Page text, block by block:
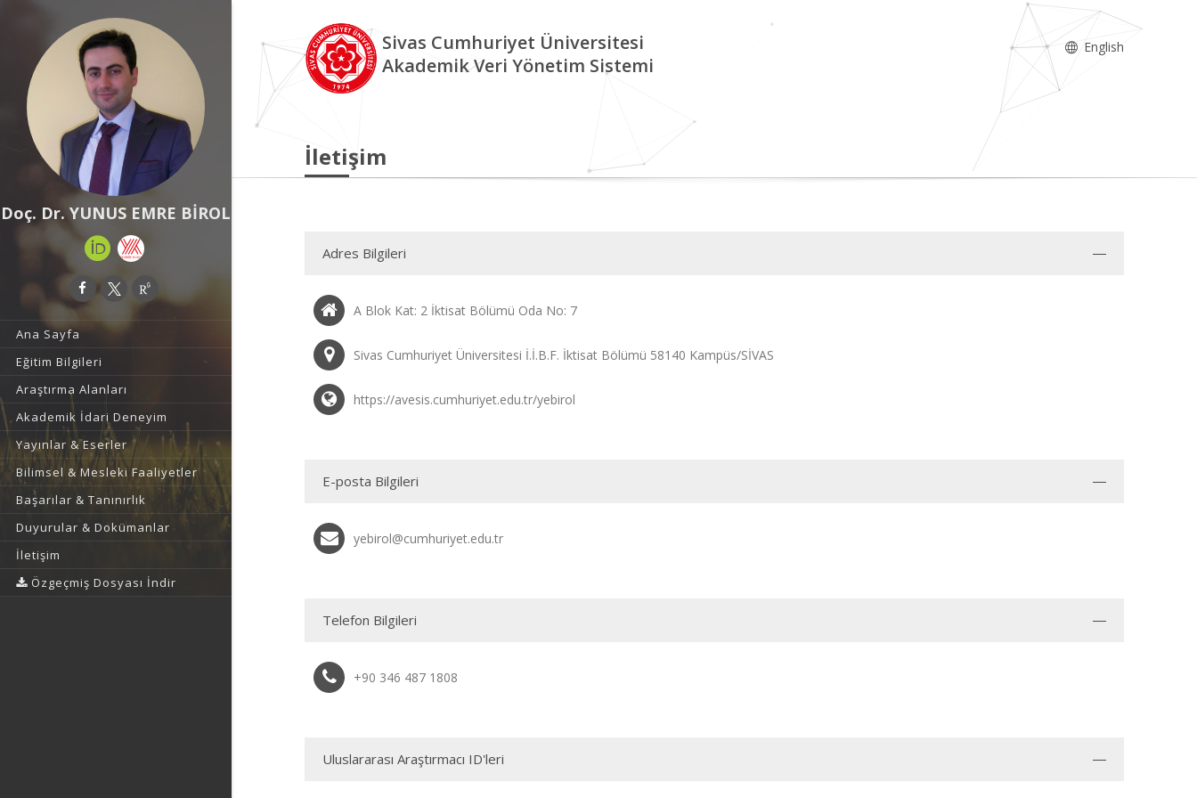
Doç. Dr. YUNUS EMRE BİROL
Ana Sayfa
Eğitim Bilgileri
Araştırma Alanları
Akademik İdari Deneyim
Yayınlar & Eserler
Bilimsel & Mesleki Faaliyetler
Başarılar & Tanınırlık
Duyurular & Dokümanlar
İletişim
Özgeçmiş Dosyası İndir
Sivas Cumhuriyet Üniversitesi
Akademik Veri Yönetim Sistemi
English
İletişim
Adres Bilgileri
A Blok Kat: 2 İktisat Bölümü Oda No: 7
Sivas Cumhuriyet Üniversitesi İ.İ.B.F. İktisat Bölümü 58140 Kampüs/SİVAS
https://avesis.cumhuriyet.edu.tr/yebirol
E-posta Bilgileri
yebirol@cumhuriyet.edu.tr
Telefon Bilgileri
+90 346 487 1808
Uluslararası Araştırmacı ID'leri